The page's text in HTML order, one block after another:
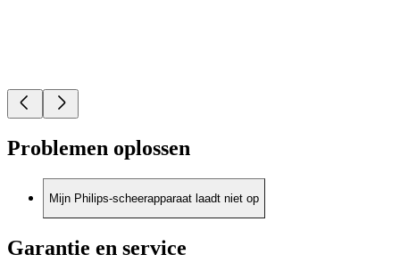
Problemen oplossen
Mijn Philips-scheerapparaat laadt niet op
Garantie en service